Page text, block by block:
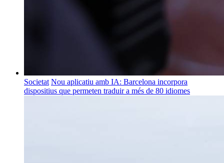
Societat Nou aplicatiu amb IA: Barcelona incorpora
dispositius que permeten traduir a més de 80 idiomes